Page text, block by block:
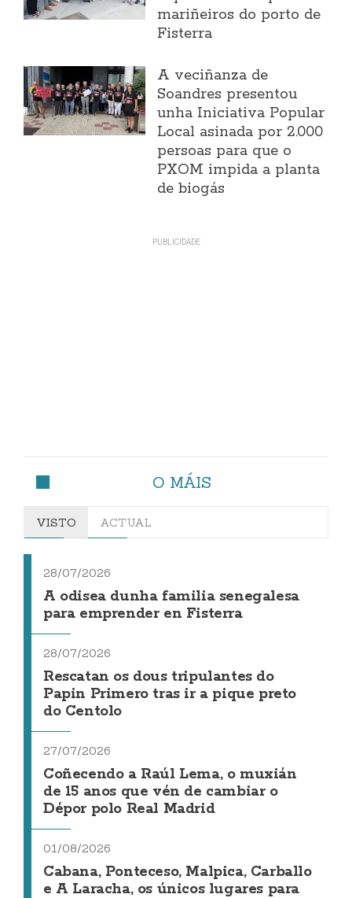
mariñeiros do porto de
Fisterra
A veciñanza de
Soandres presentou
unha Iniciativa Popular
Local asinada por 2.000
persoas para que o
PXOM impida a planta
de biogás
O MÁIS
VISTO ACTUAL
28/07/2026
A odisea dunha familia senegalesa
para emprender en Fisterra
28/07/2026
Rescatan os dous tripulantes do
Papin Primero tras ir a pique preto
do Centolo
27/07/2026
Coñecendo a Raúl Lema, o muxián
de 15 anos que vén de cambiar o
Dépor polo Real Madrid
01/08/2026
Cabana, Ponteceso, Malpica, Carballo
e A Laracha, os únicos lugares para